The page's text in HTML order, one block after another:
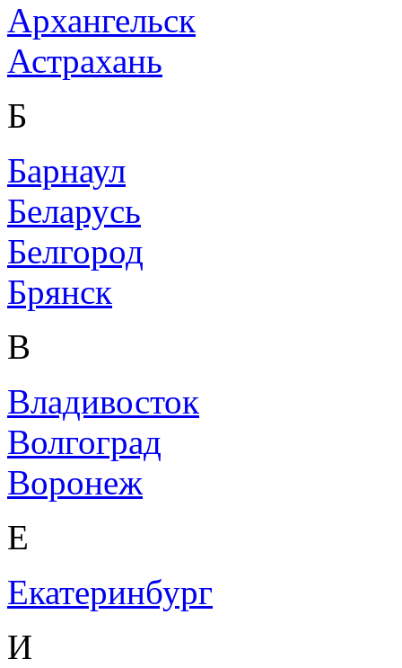
Архангельск
Астрахань
Б
Барнаул
Беларусь
Белгород
Брянск
В
Владивосток
Волгоград
Воронеж
Е
Екатеринбург
И